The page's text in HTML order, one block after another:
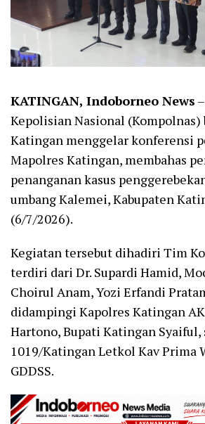
KATINGAN, Indoborneo News
Kepolisian Nasional (Kompolnas)
Katingan menggelar konferensi
Mapolres Katingan, membahas
penanganan kasus
umbang Kalemei, Kabupaten
(6/7/2026).
Kegiatan tersebut dihadiri Tim
terdiri dari Dr. Supardi Hamid,
Choirul Anam, Yozi Erfandi
didampingi Kapolres Katingan
Hartono, Bupati Katingan Syaiful,
1019/Katingan Letkol Kav Prima
GDDSS.